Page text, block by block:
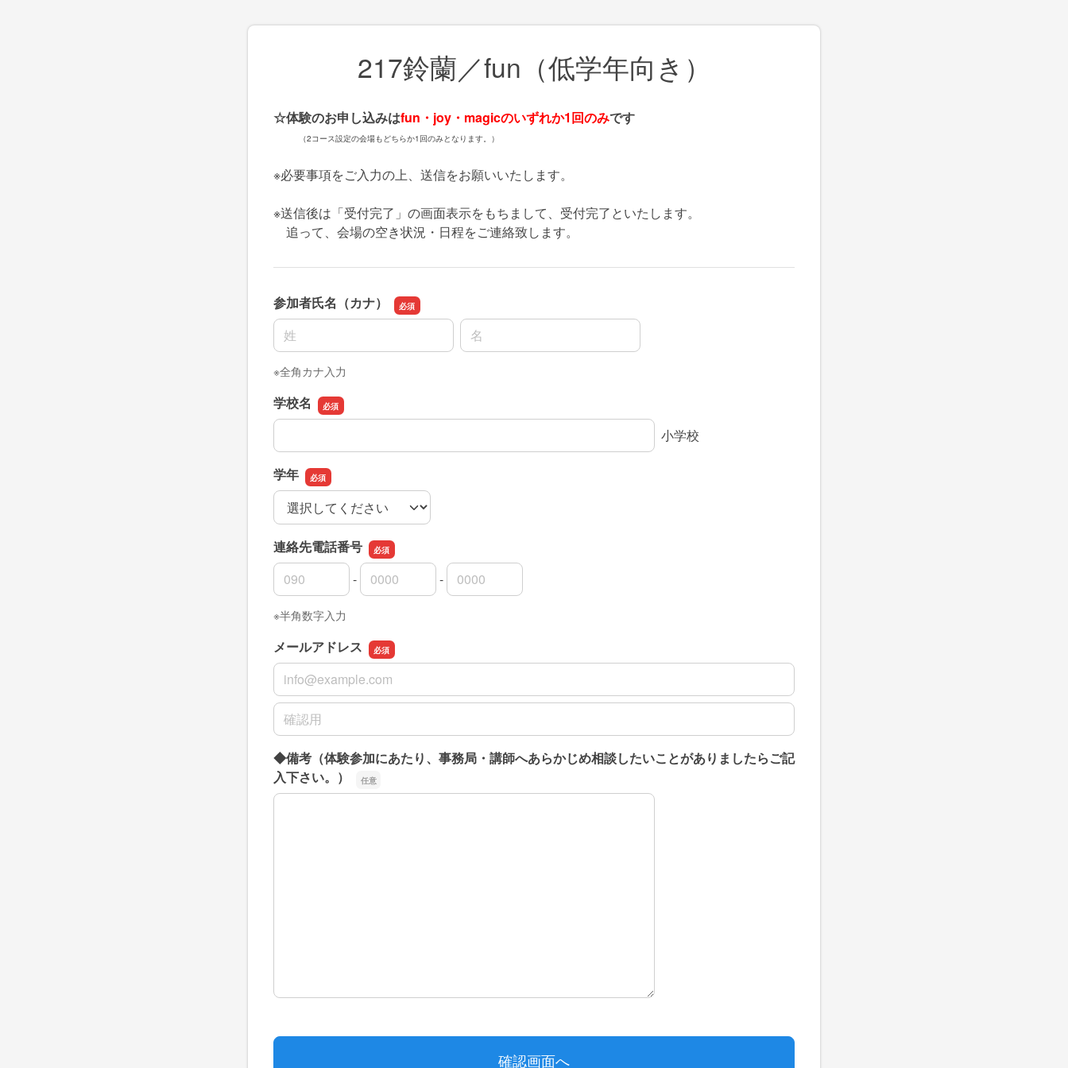
217鈴蘭／fun（低学年向き）
☆体験のお申し込みはfun・joy・magicのいずれか1回のみです
（2コース設定の会場もどちらか1回のみとなります。）
※必要事項をご入力の上、送信をお願いいたします。
※送信後は「受付完了」の画面表示をもちまして、受付完了といたします。
追って、会場の空き状況・日程をご連絡致します。
参加者氏名（カナ）
名前の姓
名前の名
※全角カナ入力
学校名
学校名
小学校
学年
学年
連絡先電話番号
連絡先電話番号の市外局番
-
連絡先電話番号の市内局番 -
連絡先電話番号の加入者番号
※半角数字入力
メールアドレス
メールアドレス
メールアドレスの確認用
◆備考（体験参加にあたり、事務局・講師へあらかじめ相談したいことがありましたらご記
入下さい。）
◆備考（体験参加にあたり、事務局・講師へあらかじめ相談したいことがありましたらご記入下さい。）